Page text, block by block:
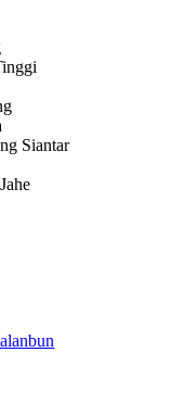
Siantar